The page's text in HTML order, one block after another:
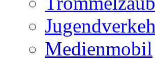
Medienmobil